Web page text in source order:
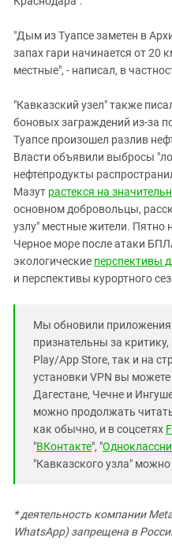
"Дым из Туапсе заметен в
запах гари начинается от
местные", - написал, в
"Кавказский узел" также
боновых заграждений из-за
Туапсе произошел разлив
Власти объявили выбросы
нефтепродукты
Мазут растекся на
основном добровольцы,
узлу" местные жители. Пятно
Черное море после атаки
экологические перспективы
и перспективы курортного
Мы обновили приложения
признательны за
Play/App Store, так и на
установки VPN вы можете
Дагестане, Чечне и
можно продолжать
как обычно, и в соцсетях
"ВКонтакте", "
"Кавказского узла" можно
* деятельность компании
WhatsApp) запрещена в